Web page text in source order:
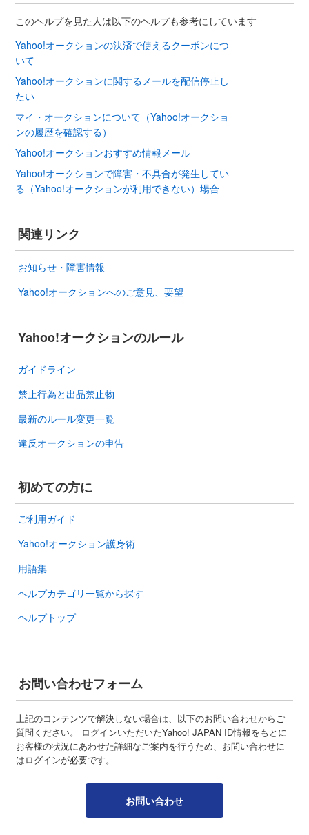
このヘルプを見た人は以下のヘルプも参考にしています
Yahoo!オークションの決済で使えるクーポンにつ
いて
Yahoo!オークションに関するメールを配信停止し
たい
マイ・オークションについて（Yahoo!オークショ
ンの履歴を確認する）
Yahoo!オークションおすすめ情報メール
Yahoo!オークションで障害・不具合が発生してい
る（Yahoo!オークションが利用できない）場合
関連リンク
お知らせ・障害情報
Yahoo!オークションへのご意見、要望
Yahoo!オークションのルール
ガイドライン
禁止行為と出品禁止物
最新のルール変更一覧
違反オークションの申告
初めての方に
ご利用ガイド
Yahoo!オークション護身術
用語集
ヘルプカテゴリ一覧から探す
ヘルプトップ
お問い合わせフォーム
上記のコンテンツで解決しない場合は、以下のお問い合わせからご
質問ください。 ログインいただいたYahoo! JAPAN ID情報をもとに
お客様の状況にあわせた詳細なご案内を行うため、お問い合わせに
はログインが必要です。
お問い合わせ